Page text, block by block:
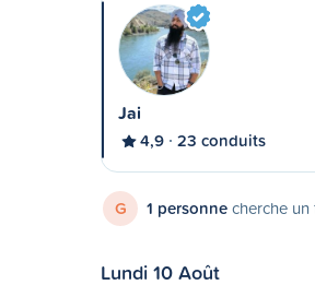
Jai
4,9 23 conduits
G 1 personnecherche
Lundi 10 Août